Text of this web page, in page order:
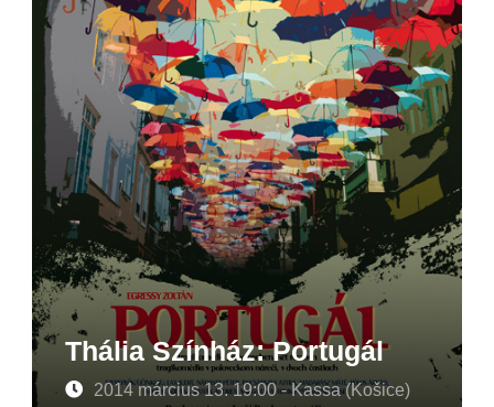
Thália Színház: Portugál
2014 március 13. 19:00 - Kassa (Košice)